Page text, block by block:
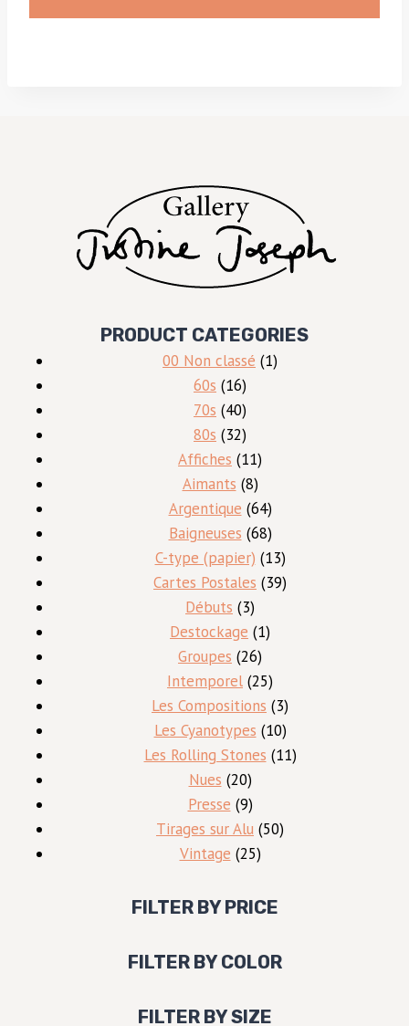
PRODUCT CATEGORIES
00 Non classé 11
60s 1616
produits
70s 4040
produits
80s 3232
produits
Affiches 1111
produits
Aimants 88
produits
Argentique 6464
produits
Baigneuses 6868
produits
C-type (papier) 1313
produits
Cartes Postales 3939
Débuts 33
produits
Destockage 11
Groupes 2626
produits
Intemporel 2525
produits
Les Compositions 33
produits
Les Cyanotypes 1010
produits
Les Rolling Stones 1111
Nues 2020
produits
Presse 99
produits
Tirages sur Alu 5050
Vintage 2525
FILTER BY PRICE
FILTER BY COLOR
FILTER BY SIZE